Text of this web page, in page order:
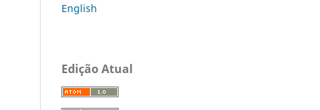
English
Edição Atual